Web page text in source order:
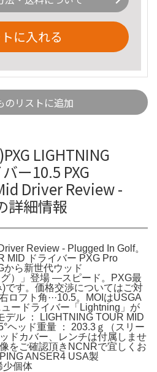
に入れる
のリストに追加
LIGHTNING
ー10.5 PXG
Driver Review -
詳細情報
Review - Plugged In Golf。
MID ドライバー PXG Pro
から新世代ウッド
グ）」登場 —スピード。PXG最
です。価格交渉についてはご対
ロフト角···10.5。MOIはUSGA
ードライバー「Lightning」が
デル ： LIGHTNING TOUR MID
ヘッド重量 ： 203.3ｇ（スリー
カバー、レンチは付属しませ
をご確認頂きNCNRで宜しくお
ANSER4 USA製
少個体